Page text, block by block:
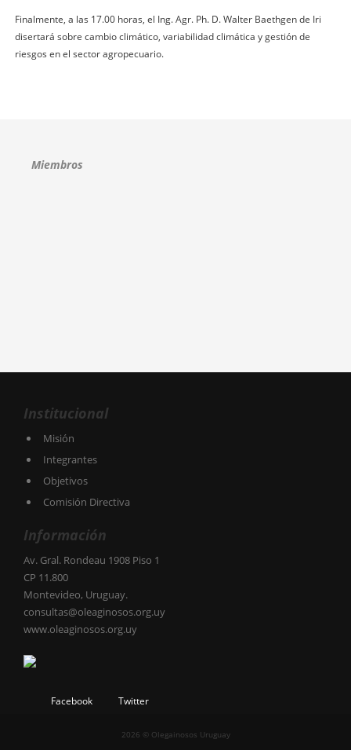
Finalmente, a las 17.00 horas, el Ing. Agr. Ph. D. Walter Baethgen de Iri
disertará sobre cambio climático, variabilidad climática y gestión de
riesgos en el sector agropecuario.
Miembros
Institucional
Misión
Integrantes
Objetivos
Comisión Directiva
Información
Av. Gral. Rondeau 1908 Piso 1
CP 11.800
Montevideo, Uruguay.
consultas@oleaginosos.org.uy
www.oleaginosos.org.uy
Facebook Twitter
2026 © Olegainosos Uruguay